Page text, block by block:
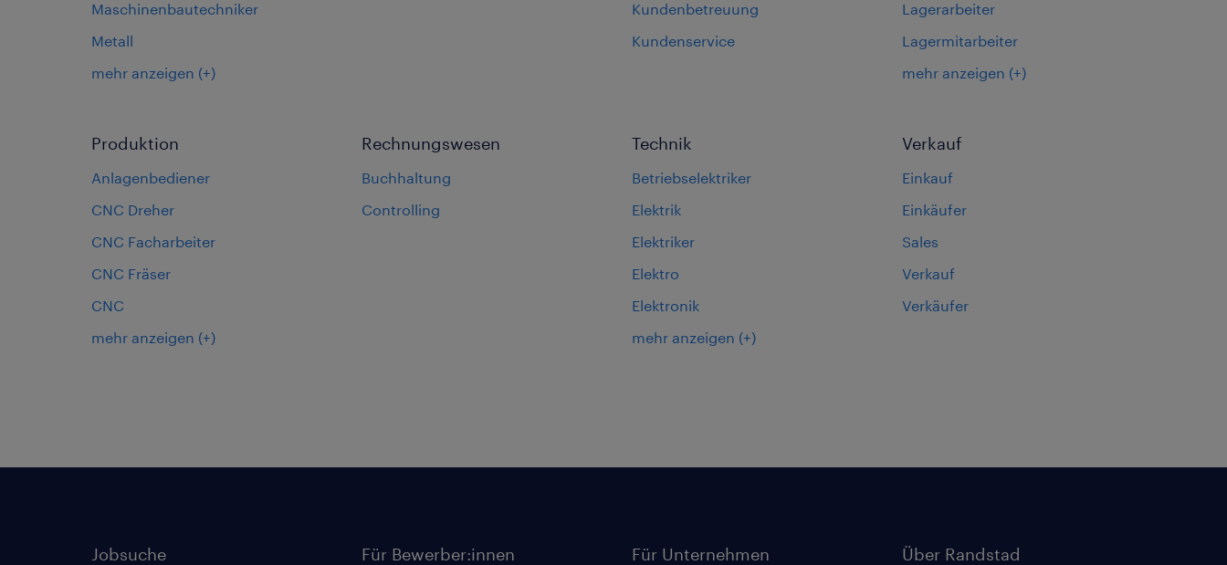
Maschinenbautechniker
Metall
mehr anzeigen (+)
Kundenbetreuung
Kundenservice
Lagerarbeiter
Lagermitarbeiter
mehr anzeigen (+)
Produktion
Anlagenbediener
CNC Dreher
CNC Facharbeiter
CNC Fräser
CNC
mehr anzeigen (+)
Rechnungswesen
Buchhaltung
Controlling
Technik
Betriebselektriker
Elektrik
Elektriker
Elektro
Elektronik
mehr anzeigen (+)
Verkauf
Einkauf
Einkäufer
Sales
Verkauf
Verkäufer
Jobsuche Für Bewerber:innen Für Unternehmen Über Randstad